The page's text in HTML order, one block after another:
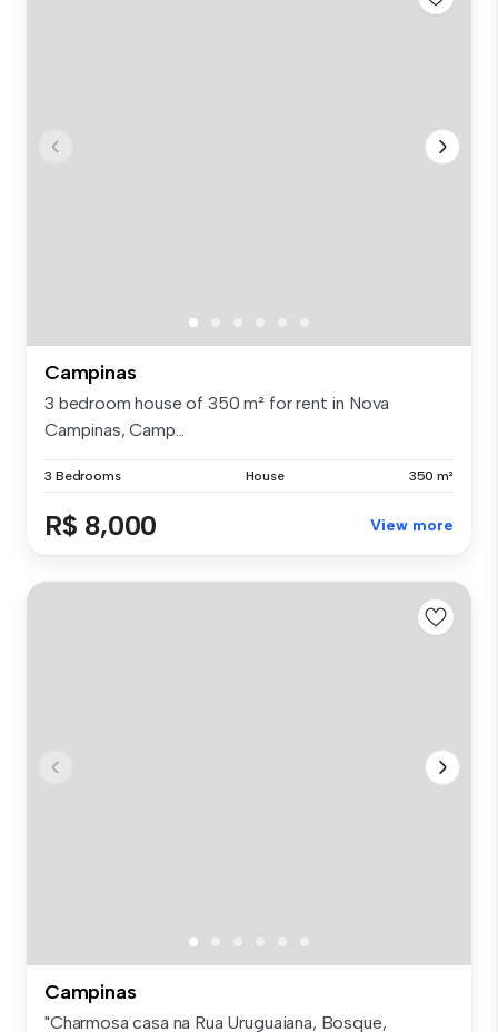
Campinas
3 bedroom house of 350 m² for rent in Nova
Campinas, Camp...
3 Bedrooms House 350 m²
R$ 8,000 View more
Campinas
"Charmosa casa na Rua Uruguaiana, Bosque,